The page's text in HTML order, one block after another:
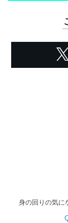
身の回りの気に